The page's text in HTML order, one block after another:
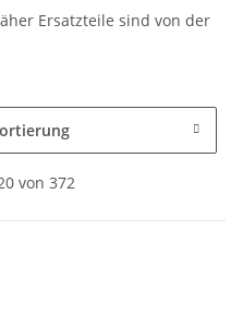
Ersatzteile sind von der
von 372